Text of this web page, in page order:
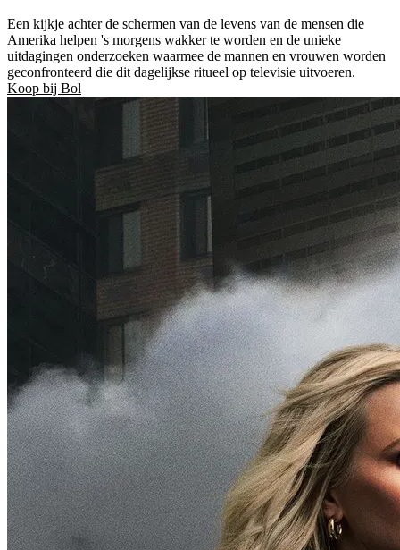
Een kijkje achter de schermen van de levens van de mensen die
Amerika helpen 's morgens wakker te worden en de unieke
uitdagingen onderzoeken waarmee de mannen en vrouwen worden
geconfronteerd die dit dagelijkse ritueel op televisie uitvoeren.
Koop bij Bol